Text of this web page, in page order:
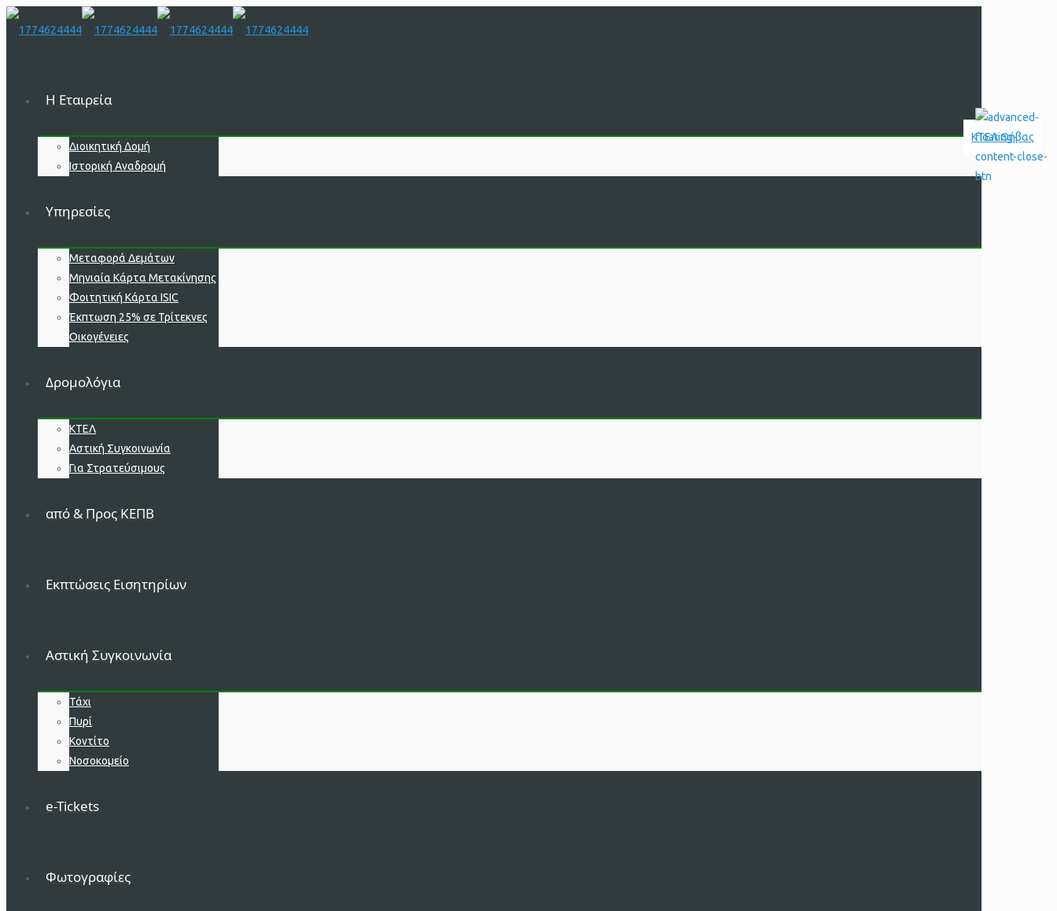
H Εταιρεία
Διοικητική Δομή
Ιστορική Αναδρομή
Υπηρεσίες
Μεταφορά Δεμάτων
Μηνιαία Κάρτα Μετακίνησης
Φοιτητική Κάρτα ISIC
Έκπτωση 25% σε Τρίτεκνες
Οικογένειες
Δρομολόγια
ΚΤΕΛ
Αστική Συγκοινωνία
Για Στρατεύσιμους
από & Προς ΚΕΠΒ
Εκπτώσεις Εισητηρίων
Αστική Συγκοινωνία
Τάχι
Πυρί
Κοντίτο
Νοσοκομείο
e-Tickets
Φωτογραφίες